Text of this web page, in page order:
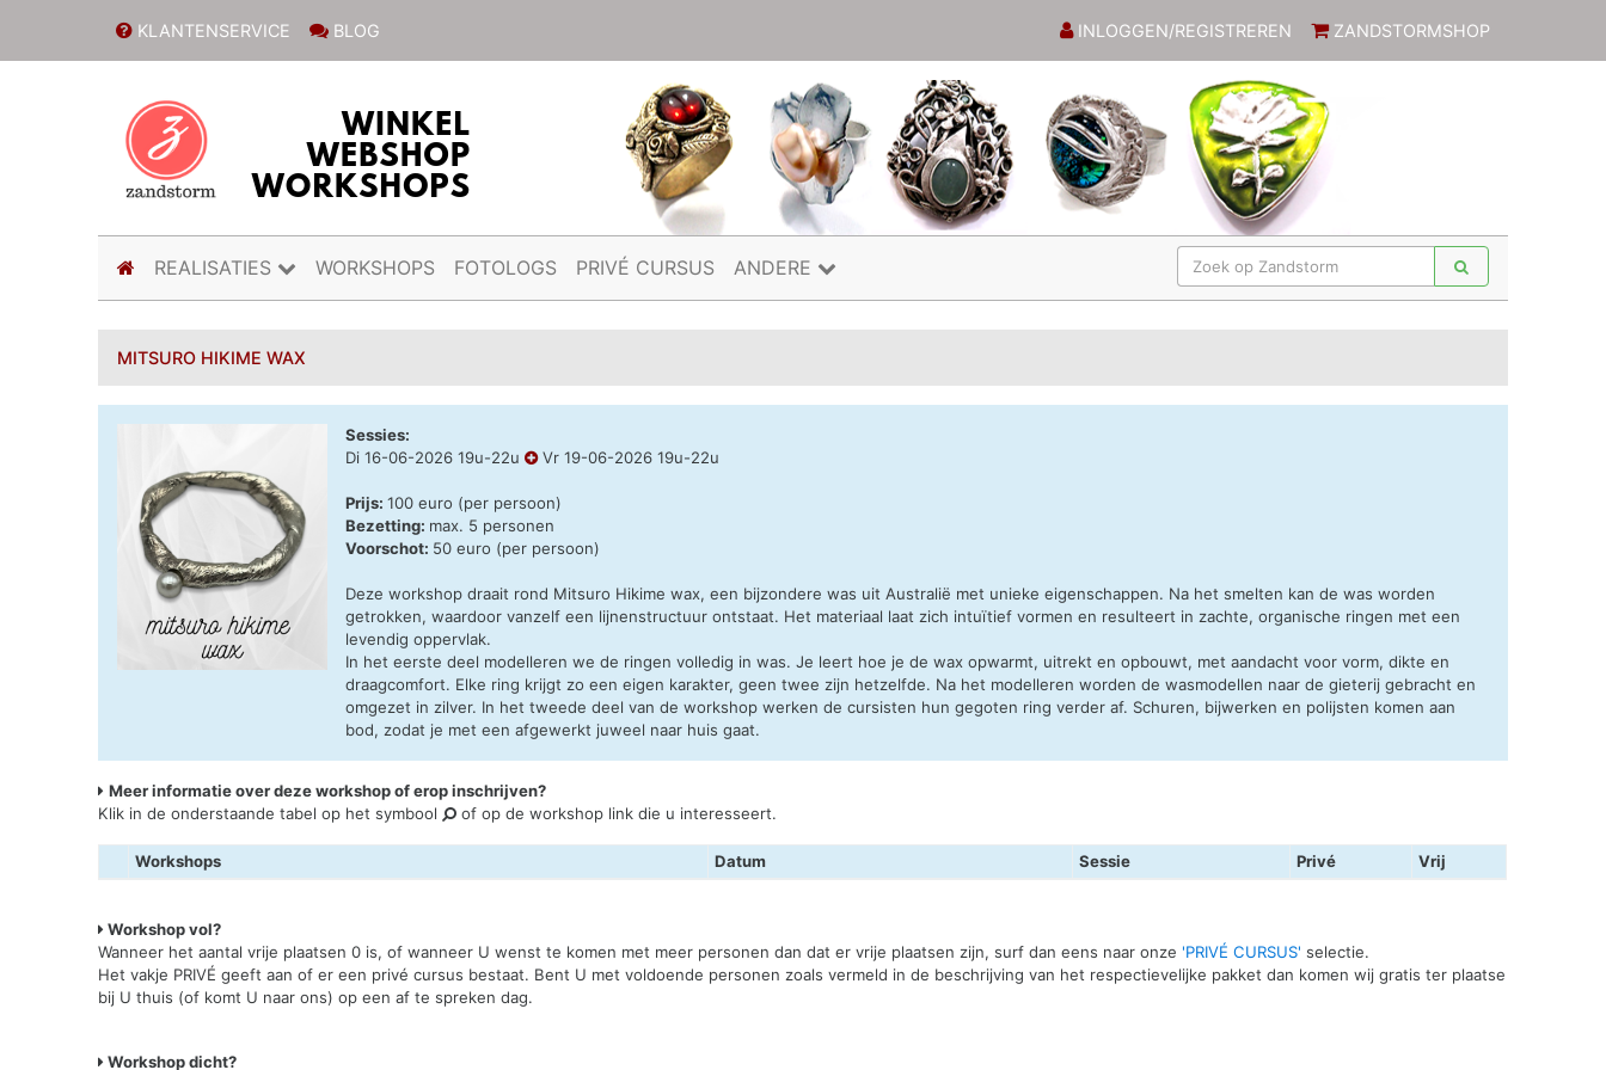
KLANTENSERVICE BLOG INLOGGEN/REGISTREREN ZANDSTORMSHOP
(current)
REALISATIES WORKSHOPS FOTOLOGS PRIVÉ CURSUS ANDERE
MITSURO HIKIME WAX
Sessies:
Di 16-06-2026 19u-22u
Vr 19-06-2026 19u-22u
Prijs:100 euro (per persoon)
Bezetting: max. 5 personen
Voorschot: 50 euro (per persoon)
Deze workshop draait rond Mitsuro Hikime wax, een bijzondere was uit Australië met unieke eigenschappen. Na het smelten kan de was worden
getrokken, waardoor vanzelf een lijnenstructuur ontstaat. Het materiaal laat zich intuïtief vormen en resulteert in zachte, organische ringen met een
levendig oppervlak.
In het eerste deel modelleren we de ringen volledig in was. Je leert hoe je de wax opwarmt, uitrekt en opbouwt, met aandacht voor vorm, dikte en
draagcomfort. Elke ring krijgt zo een eigen karakter, geen twee zijn hetzelfde. Na het modelleren worden de wasmodellen naar de gieterij gebracht en
omgezet in zilver. In het tweede deel van de workshop werken de cursisten hun gegoten ring verder af. Schuren, bijwerken en polijsten komen aan
bod, zodat je met een afgewerkt juweel naar huis gaat.
Meer informatie over deze workshop of erop inschrijven?
Klik in de onderstaande tabel op het symbool
of op de workshop link die u interesseert.
Workshops Datum Sessie Privé Vrij
Workshop vol?
Wanneer het aantal vrije plaatsen 0 is, of wanneer U wenst te komen met meer personen dan dat er vrije plaatsen zijn, surf dan eens naar onze 'PRIVÉ CURSUS' selectie.
Het vakje PRIVÉ geeft aan of er een privé cursus bestaat. Bent U met voldoende personen zoals vermeld in de beschrijving van het respectievelijke pakket dan komen wij gratis ter plaatse
bij U thuis (of komt U naar ons) op een af te spreken dag.
Workshop dicht?